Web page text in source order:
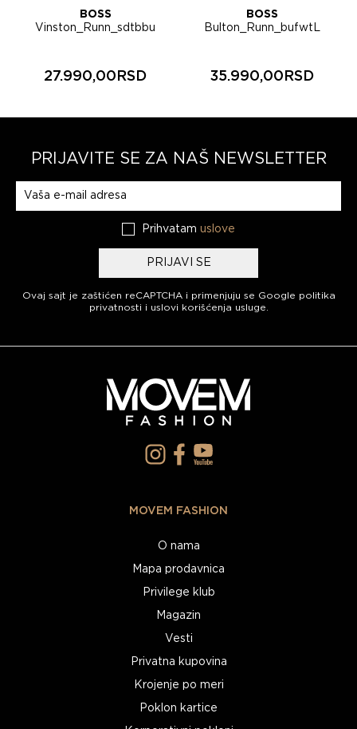
BOSS
Vinston_Runn_sdtbbu
27.990,00RSD
BOSS
Bulton_Runn_bufwtL
35.990,00RSD
PRIJAVITE SE ZA NAŠ NEWSLETTER
Prihvatam uslove
PRIJAVI SE
Ovaj sajt je zaštićen reCAPTCHA i primenjuju se Google politika
privatnosti i uslovi korišćenja usluge
MOVEM FASHION
O nama
Mapa prodavnica
Privilege klub
Magazin
Vesti
Privatna kupovina
Krojenje po meri
Poklon kartice